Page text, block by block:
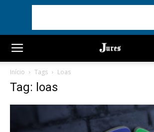
Início Tags Loas
Tag: loas